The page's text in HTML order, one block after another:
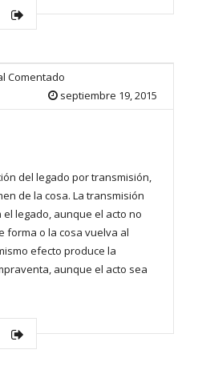
Comentado
septiembre 19, 2015
del legado por transmisión,
de la cosa. La transmisión
legado, aunque el acto no
forma o la cosa vuelva al
efecto produce la
aunque el acto sea